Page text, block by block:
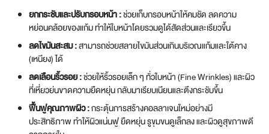
ยกกระชับและปรับกรอบหน้า :ช่วยเก็บกรอบหน้าให้คมชัด ลดความ
หย่อนคล้อยของแก้ม ทำให้ใบหน้าโดยรวมดูได้สัดส่วนและเรียวขึ้น
ลดไขมันสะสม :สามารถช่วยสลายไขมันส่วนเกินบริเวณแก้มและใต้คาง
(เหนียง) ได้
ลดเลือนริ้วรอย :ช่วยให้ริ้วรอยเล็ก ๆ ทั่วใบหน้า (Fine Wrinkles) และผิว
ที่เหี่ยวย่นขาดความยืดหยุ่น กลับมาเรียบเนียนและตึงกระชับขึ้น
ฟื้นฟูคุณภาพผิว :กระตุ้นการสร้างคอลลาเจนใหม่อย่างมี
ประสิทธิภาพ ทำให้ผิวแน่นฟู ยืดหยุ่น รูขุมขนดูเล็กลง และผิวดูสุขภาพดี